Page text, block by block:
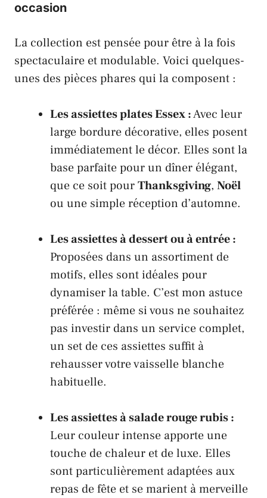
occasion
La collection est pensée pour être à la fois
spectaculaire et modulable. Voici quelques-
unes des pièces phares qui la composent :
Les assiettes platesEssex:Avec leur
large bordure décorative, elles posent
immédiatement le décor. Elles sont la
base parfaite pour un dîner élégant,
que ce soit pourThanksgiving, Noël
ou une simple réception d’automne.
Les assiettes à dessert ou à entrée :
Proposées dans un assortiment de
motifs, elles sont idéales pour
dynamiser la table. C’est mon astuce
préférée : même si vous ne souhaitez
pas investir dans un service complet,
un set de ces assiettes suffit à
rehausser votre vaisselle blanche
habituelle.
Les assiettes à salade rouge rubis :
Leur couleur intense apporte une
touche de chaleur et de luxe. Elles
sont particulièrement adaptées aux
repas de fête et se marient à merveille